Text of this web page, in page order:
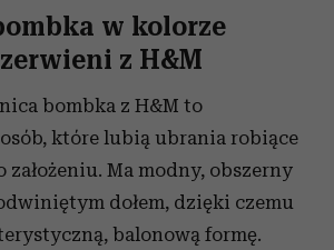
w kolorze
z H&M
bombka z H&M to
które lubią ubrania robiące
założeniu. Ma modny, obszerny
dołem, dzięki czemu
balonową formę.